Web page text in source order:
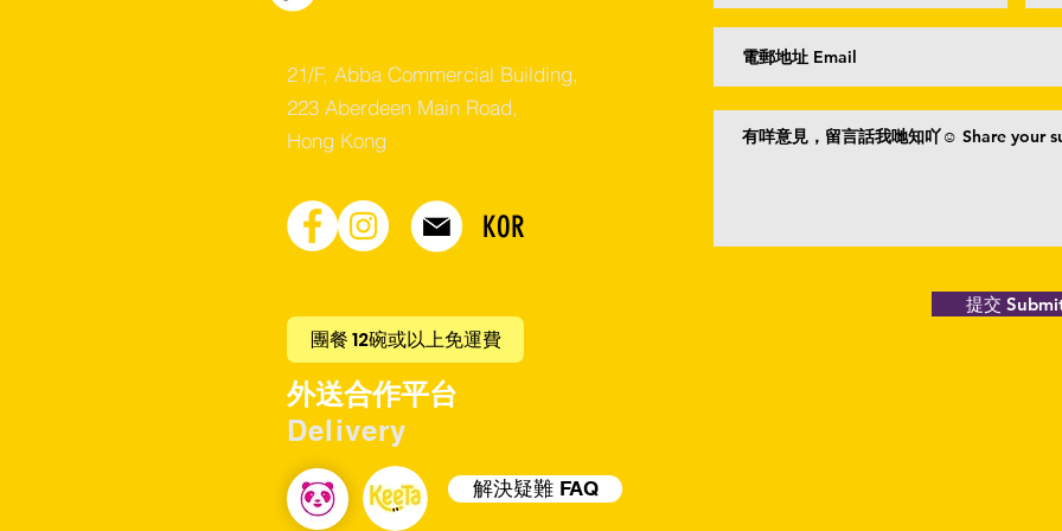
21/F, Abba Commercial Building,
223 Aberdeen Main Road,
Hong Kong
KOR
提交
團餐 12碗或以上免運費
​外送合作平台
Delivery
解決疑難 FAQ